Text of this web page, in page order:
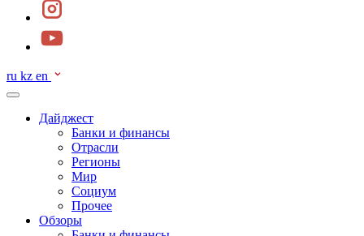
ru kz en
Дайджест
Банки и финансы
Отрасли
Регионы
Мир
Социум
Прочее
Обзоры